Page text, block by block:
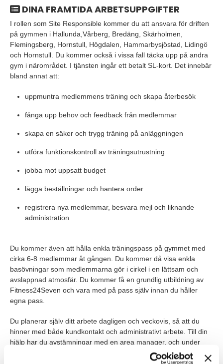
DINA FRAMTIDA ARBETSUPPGIFTER
I rollen som Site Responsible kommer du att ansvara för driften
på gymmen i Hallunda,Vårberg, Bredäng, Skärholmen,
Flemingsberg, Hornstull, Högdalen, Hammarbysjöstad, Lidingö
och Hornstull. Du kommer också i vissa fall täcka upp på andra
gym i närområdet. I tjänsten ingår ett betalt SL-kort. Det innebär
bland annat att:
uppmuntra medlemmens träning och skapa återbesök
fånga upp behov och feedback från medlemmar
skapa en säker och trygg träning på anläggningen
utföra funktionskontroll av träningsutrustning
jobba mot uppsatt budget
lägga beställningar och hantera order
registrera nya medlemmar, besvara mejl och liknande
administration
Du kommer även att hålla enkla träningspass på gymmet med
cirka 6-8 medlemmar åt gången. Du kommer då visa enkla
basövningar som medlemmarna gör i cirkel i en lättsam och
avslappnad atmosfär. Du kommer få en grundlig utbildning av
Fitness24Seven och vara med på pass själv innan du håller
egna pass.
Du planerar själv ditt arbete dagligen och veckovis, så att du
hinner med både kundkontakt och administrativt arbete. Till din
hjälp har du avstämningar med en area manager, och under
introduktionen tar du del av vilka rutiner som du behöver ha koll